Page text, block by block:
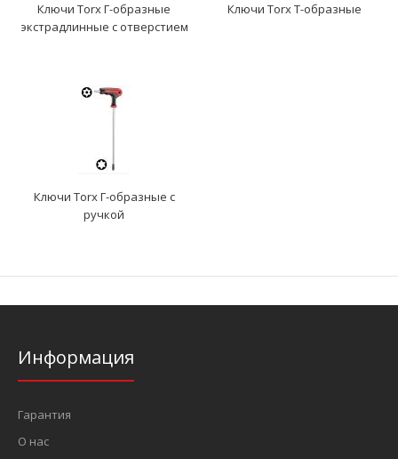
Ключи Torx Г-образные
экстрадлинные с отверстием
Ключи Torx Т-образные
Ключи Torx Г-образные с
ручкой
Информация
Гарантия
О нас